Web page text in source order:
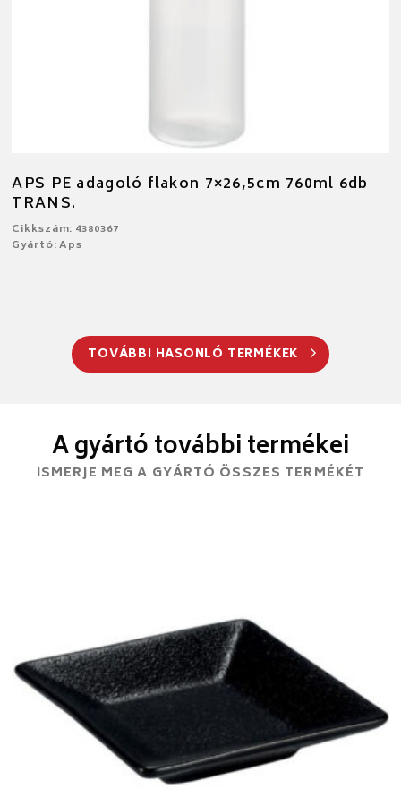
APS PE adagoló flakon 7×26,5cm 760ml 6db
TRANS.
Cikkszám: 4380367
Gyártó: Aps
TOVÁBBI HASONLÓ TERMÉKEK
A gyártó további termékei
ISMERJE MEG A GYÁRTÓ ÖSSZES TERMÉKÉT